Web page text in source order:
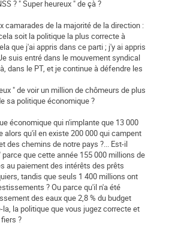
? " Super heureux " de çà ?
camarades de la majorité de la direction :
soit la politique la plus correcte à
que j'ai appris dans ce parti ; j'y ai appris
suis entré dans le mouvement syndical
dans le PT, et je continue à défendre les
" de voir un million de chômeurs de plus
sa politique économique ?
économique qui n'implante que 13 000
alors qu'il en existe 200 000 qui campent
des chemins de notre pays ?... Est-il
que cette année 155 000 millions de
au paiement des intérêts des prêts
tandis que seuls 1 400 millions ont
? Ou parce qu'il n'a été
des eaux que 2,8 % du budget
la, la politique que vous jugez correcte et
?